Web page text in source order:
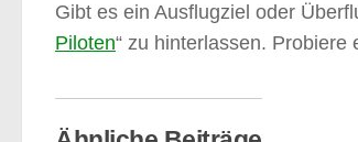
Gibt es ein Ausflugziel oder
Piloten“ zu hinterlassen.